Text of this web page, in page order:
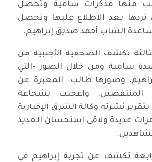
منها مذكرات سامية وتحصل
تردها بعد الاطلاع عليها وتحصل
الشاب أحمد صديق إبراهيم.
تكشف الصحفية الأجنبية من
سامية ومن خلال الصور -التي
وصورها طالب- المعبرة عن
واعجبت بشجاعة
نشرته وكالة الشرق الإخبارية
عديدة ولاقى استحسان العديد
تكشف عن تجربة إبراهيم في